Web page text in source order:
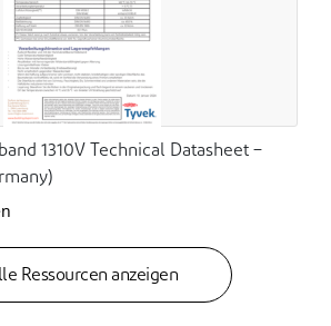
1310V Technical Datasheet –
Ressourcen anzeigen